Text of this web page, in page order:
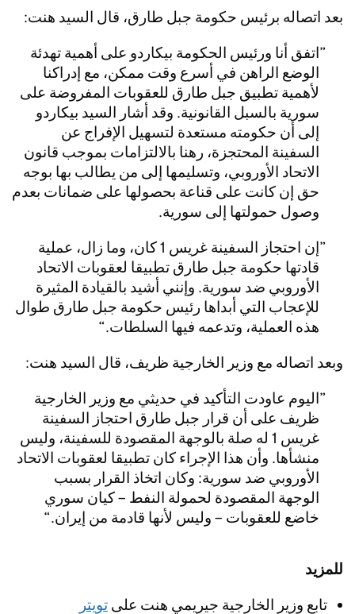
بعد اتصاله برئيس حكومة جبل طارق، قال السيد هنت:
اتفق أنا ورئيس الحكومة بيكاردو على أهمية تهدئة
الوضع الراهن في أسرع وقت ممكن، مع إدراكنا
لأهمية تطبيق جبل طارق للعقوبات المفروضة على
سورية بالسبل القانونية. وقد أشار السيد بيكاردو
إلى أن حكومته مستعدة لتسهيل الإفراج عن
السفينة المحتجزة، رهنا بالالتزامات بموجب قانون
الاتحاد الأوروبي، وتسليمها إلى من يطالب بها بوجه
حق إن كانت على قناعة بحصولها على ضمانات بعدم
وصول حمولتها إلى سورية.
إن احتجاز السفينة غريس 1 كان، وما زال، عملية
قادتها حكومة جبل طارق تطبيقا لعقوبات الاتحاد
الأوروبي ضد سورية. وإنني أشيد بالقيادة المثيرة
للإعجاب التي أبداها رئيس حكومة جبل طارق طوال
هذه العملية، وتدعمه فيها السلطات.
وبعد اتصاله مع وزير الخارجية ظريف، قال السيد هنت:
اليوم عاودت التأكيد في حديثي مع وزير الخارجية
ظريف على أن قرار جبل طارق احتجاز السفينة
غريس 1 له صلة بالوجهة المقصودة للسفينة، وليس
منشأها. وأن هذا الإجراء كان تطبيقا لعقوبات الاتحاد
الأوروبي ضد سورية: وكان اتخاذ القرار بسبب
الوجهة المقصودة لحمولة النفط – كيان سوري
خاضع للعقوبات – وليس لأنها قادمة من إيران.
للمزيد
تابع وزير الخارجية جيريمي هنت على تويتر